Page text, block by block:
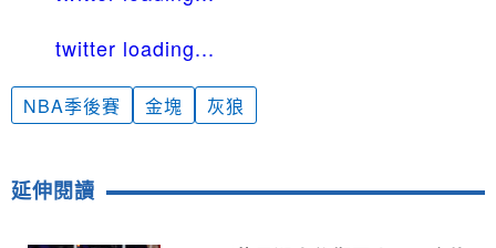
twitter loading...
NBA季後賽 金塊 灰狼
延伸閱讀